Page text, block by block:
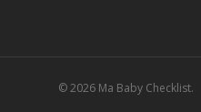
© 2026 Ma Baby Checklist.